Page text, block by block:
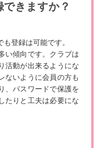
きますか？
登録は可能です。
い傾向です。クラブは
活動が出来るようにな
ないように会員の方も
、パスワードで保護を
たりと工夫は必要にな